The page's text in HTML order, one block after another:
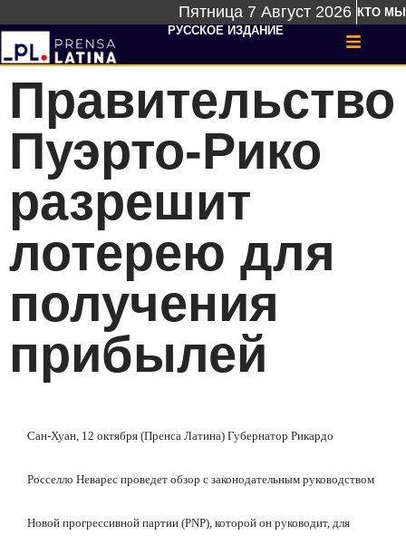
Пятница 7 Август 2026 КТО МЫ
РУССКОЕ ИЗДАНИЕ
Правительство
Пуэрто-Рико
разрешит
лотерею для
получения
прибылей
Сан-Хуан, 12 октября (Пренса Латина) Губернатор Рикардо
Росселло Неварес проведет обзор с законодательным руководством
Новой прогрессивной партии (PNP), которой он руководит, для